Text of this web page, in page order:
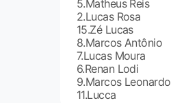
5.Matheus Reis
2.Lucas Rosa
15.Zé Lucas
8.Marcos Antônio
7.Lucas Moura
6.Renan Lodi
9.Marcos Leonardo
11.Lucca